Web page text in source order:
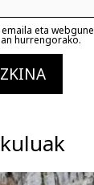
eta
hurrengorako.